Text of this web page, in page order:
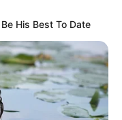
His Best To Date